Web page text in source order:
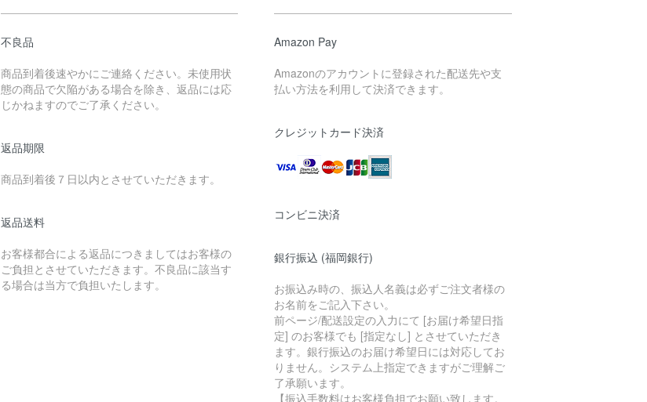
不良品
商品到着後速やかにご連絡ください。未使用状
態の商品で欠陥がある場合を除き、返品には応
じかねますのでご了承ください。
返品期限
商品到着後７日以内とさせていただきます。
返品送料
お客様都合による返品につきましてはお客様の
ご負担とさせていただきます。不良品に該当す
る場合は当方で負担いたします。
Amazon Pay
Amazonのアカウントに登録された配送先や支
払い方法を利用して決済できます。
クレジットカード決済
コンビニ決済
銀行振込 (福岡銀行)
お振込み時の、振込人名義は必ずご注文者様の
お名前をご記入下さい。
前ページ/配送設定の入力にて [お届け希望日指
定] のお客様でも [指定なし] とさせていただき
ます。銀行振込のお届け希望日には対応してお
りません。システム上指定できますがご理解ご
了承願います。
【振込手数料はお客様負担でお願い致します。